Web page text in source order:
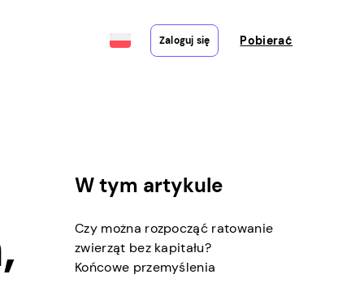
Zaloguj się Pobierać
W tym artykule
Czy można rozpocząć ratowanie
zwierząt bez kapitału?
Końcowe przemyślenia